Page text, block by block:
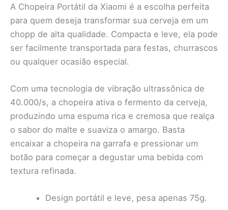
A Chopeira Portátil da Xiaomi é a escolha perfeita
para quem deseja transformar sua cerveja em um
chopp de alta qualidade. Compacta e leve, ela pode
ser facilmente transportada para festas, churrascos
ou qualquer ocasião especial.
Com uma tecnologia de vibração ultrassônica de
40.000/s, a chopeira ativa o fermento da cerveja,
produzindo uma espuma rica e cremosa que realça
o sabor do malte e suaviza o amargo. Basta
encaixar a chopeira na garrafa e pressionar um
botão para começar a degustar uma bebida com
textura refinada.
Design portátil e leve, pesa apenas 75g.